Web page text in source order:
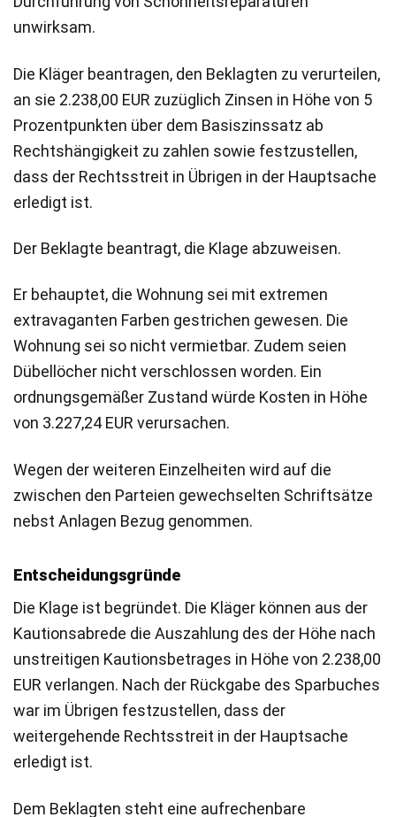
unwirksam.
Die Kläger beantragen, den Beklagten zu verurteilen,
an sie 2.238,00 EUR zuzüglich Zinsen in Höhe von 5
Prozentpunkten über dem Basiszinssatz ab
Rechtshängigkeit zu zahlen sowie festzustellen,
dass der Rechtsstreit in Übrigen in der Hauptsache
erledigt ist.
Der Beklagte beantragt, die Klage abzuweisen.
Er behauptet, die Wohnung sei mit extremen
extravaganten Farben gestrichen gewesen. Die
Wohnung sei so nicht vermietbar. Zudem seien
Dübellöcher nicht verschlossen worden. Ein
ordnungsgemäßer Zustand würde Kosten in Höhe
von 3.227,24 EUR verursachen.
Wegen der weiteren Einzelheiten wird auf die
zwischen den Parteien gewechselten Schriftsätze
nebst Anlagen Bezug genommen.
Entscheidungsgründe
Die Klage ist begründet. Die Kläger können aus der
Kautionsabrede die Auszahlung des der Höhe nach
unstreitigen Kautionsbetrages in Höhe von 2.238,00
EUR verlangen. Nach der Rückgabe des Sparbuches
war im Übrigen festzustellen, dass der
weitergehende Rechtsstreit in der Hauptsache
erledigt ist.
Dem Beklagten steht eine aufrechenbare